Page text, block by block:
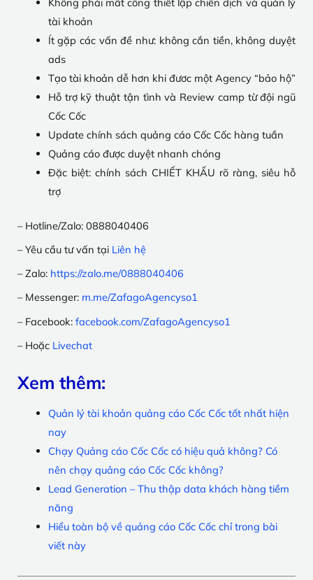
tài khoản
Ít gặp các vấn đề như: không cắn tiền, không duyệt
ads
Tạo tài khoản dễ hơn khi đươc một Agency “bảo hộ”
Hỗ trợ kỹ thuật tận tình và Review camp từ đội ngũ
Cốc Cốc
Update chính sách quảng cáo Cốc Cốc hàng tuần
Quảng cáo được duyệt nhanh chóng
Đặc biệt: chính sách CHIẾT KHẤU rõ ràng, siêu hỗ
trợ
– Hotline/Zalo: 0888040406
– Yêu cầu tư vấn tại Liên hệ
– Zalo: https://zalo.me/0888040406
– Messenger: m.me/ZafagoAgencyso1
– Facebook: facebook.com/ZafagoAgencyso1
– Hoặc Livechat
Xem thêm:
Quản lý tài khoản quảng cáo Cốc Cốc tốt nhất hiện
nay
Chạy Quảng cáo Cốc Cốc có hiệu quả không? Có
nên chạy quảng cáo Cốc Cốc không?
Lead Generation – Thu thập data khách hàng tiềm
năng
Hiểu toàn bộ về quảng cáo Cốc Cốc chỉ trong bài
viết này